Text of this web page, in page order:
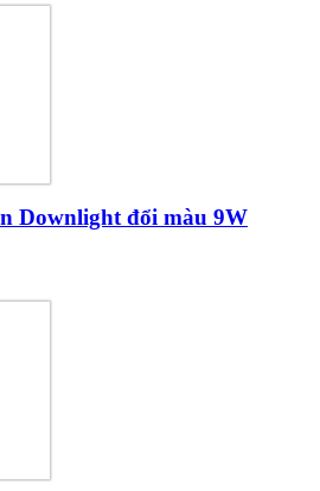
Downlight đổi màu 9W